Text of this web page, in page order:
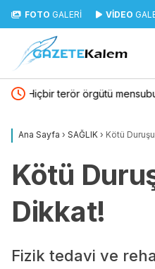
FOTO GALERİ VİDEO
TKP Genel Sekreteri
Ana Sayfa › SAĞLIK › Kötü
Kötü
Dikkat!
Fizik tedavi ve